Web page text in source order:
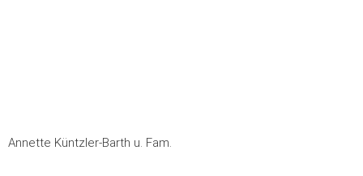
Annette Küntzler-Barth u. Fam.